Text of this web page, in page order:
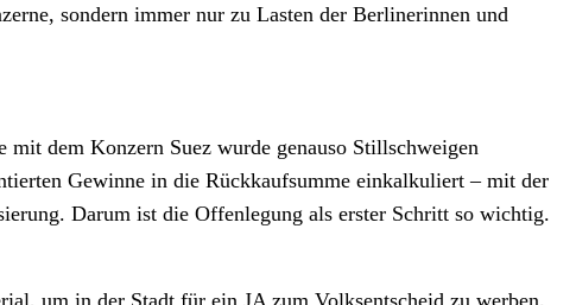
sondern immer nur zu Lasten der Berlinerinnen und
dem Konzern Suez wurde genauso Stillschweigen
Gewinne in die Rückkaufsumme einkalkuliert – mit der
Darum ist die Offenlegung als erster Schritt so wichtig.